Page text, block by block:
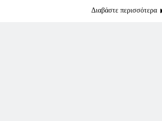
Διαβάστε περισσότερα